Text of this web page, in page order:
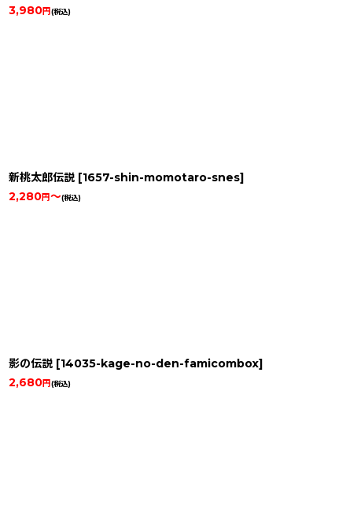
3,980円(税込)
新桃太郎伝説 [1657-shin-momotaro-snes]
2,280円～(税込)
影の伝説 [14035-kage-no-den-famicombox]
2,680円(税込)